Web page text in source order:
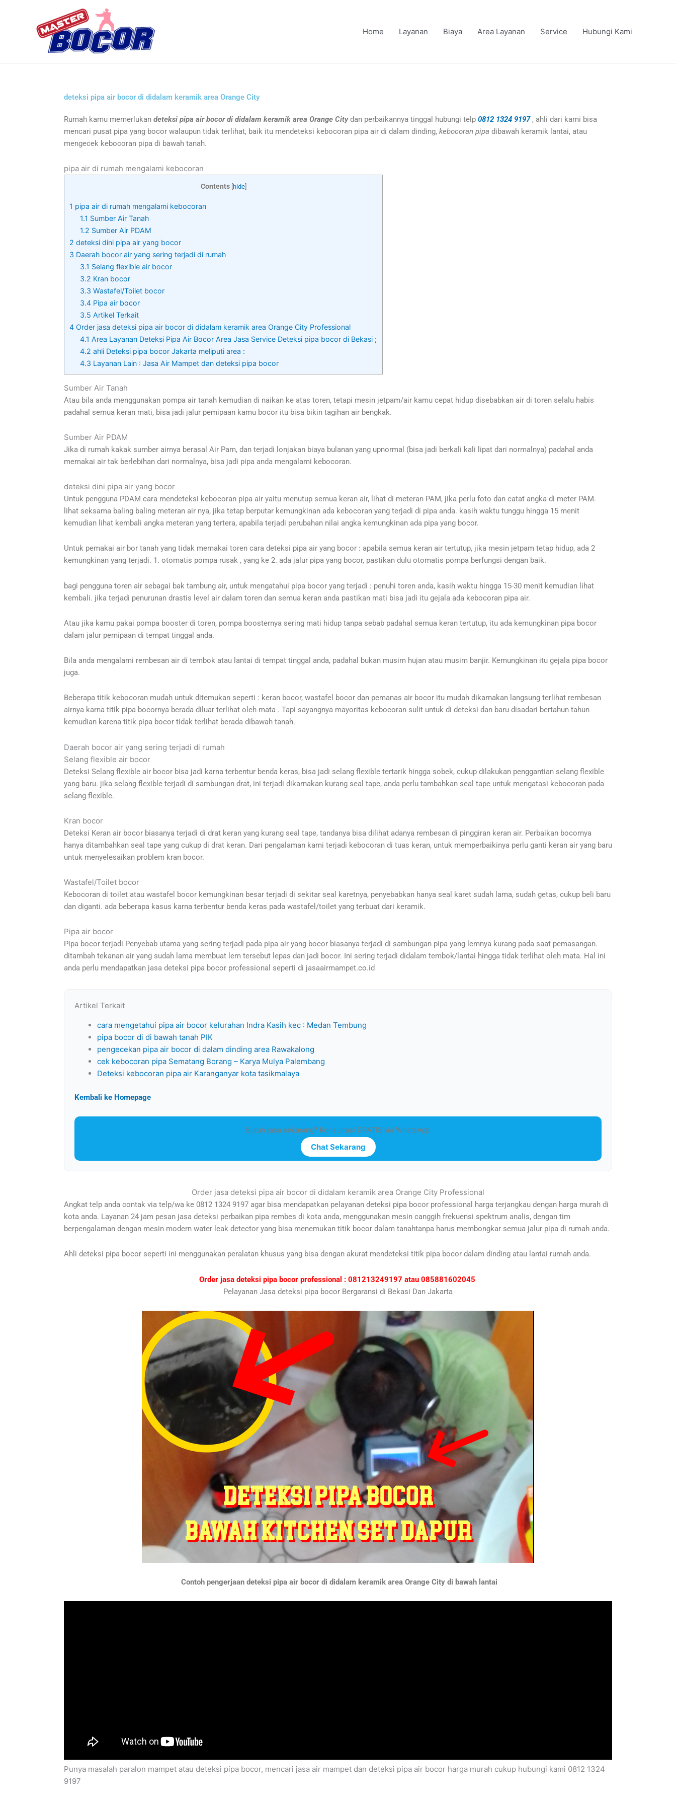
Home Layanan Biaya Area Layanan Service Hubungi Kami
deteksi pipa air bocor di didalam keramik area Orange City
Rumah kamu memerlukan deteksi pipa air bocor di didalam keramik area Orange City dan perbaikannya tinggal hubungi telp 0812 1324 9197, ahli dari kami bisa
mencari pusat pipa yang bocor walaupun tidak terlihat, baik itu mendeteksi kebocoran pipa air di dalam dinding, kebocoran pipa dibawah keramik lantai, atau
mengecek kebocoran pipa di bawah tanah.
pipa air di rumah mengalami kebocoran
Contents hide]
1 pipa air di rumah mengalami kebocoran
1.1 Sumber Air Tanah
1.2 Sumber Air PDAM
2 deteksi dini pipa air yang bocor
3 Daerah bocor air yang sering terjadi di rumah
3.1 Selang flexible air bocor
3.2 Kran bocor
3.3 Wastafel/Toilet bocor
3.4 Pipa air bocor
3.5 Artikel Terkait
4 Order jasa deteksi pipa air bocor di didalam keramik area Orange City Professional
4.1 Area Layanan Deteksi Pipa Air Bocor Area Jasa Service Deteksi pipa bocor di Bekasi ;
4.2 ahli Deteksi pipa bocor Jakarta meliputi area :
4.3 Layanan Lain : Jasa Air Mampet dan deteksi pipa bocor
Sumber Air Tanah
Atau bila anda menggunakan pompa air tanah kemudian di naikan ke atas toren, tetapi mesin jetpam/air kamu cepat hidup disebabkan air di toren selalu habis
padahal semua keran mati, bisa jadi jalur pemipaan kamu bocor itu bisa bikin tagihan air bengkak.
Sumber Air PDAM
Jika di rumah kakak sumber airnya berasal Air Pam, dan terjadi lonjakan biaya bulanan yang upnormal (bisa jadi berkali kali lipat dari normalnya) padahal anda
memakai air tak berlebihan dari normalnya, bisa jadi pipa anda mengalami kebocoran.
deteksi dini pipa air yang bocor
Untuk pengguna PDAM cara mendeteksi kebocoran pipa air yaitu menutup semua keran air, lihat di meteran PAM, jika perlu foto dan catat angka di meter PAM.
lihat seksama baling baling meteran air nya, jika tetap berputar kemungkinan ada kebocoran yang terjadi di pipa anda. kasih waktu tunggu hingga 15 menit
kemudian lihat kembali angka meteran yang tertera, apabila terjadi perubahan nilai angka kemungkinan ada pipa yang bocor.
Untuk pemakai air bor tanah yang tidak memakai toren cara deteksi pipa air yang bocor : apabila semua keran air tertutup, jika mesin jetpam tetap hidup, ada 2
kemungkinan yang terjadi. 1. otomatis pompa rusak , yang ke 2. ada jalur pipa yang bocor, pastikan dulu otomatis pompa berfungsi dengan baik.
bagi pengguna toren air sebagai bak tambung air, untuk mengatahui pipa bocor yang terjadi : penuhi toren anda, kasih waktu hingga 15-30 menit kemudian lihat
kembali. jika terjadi penurunan drastis level air dalam toren dan semua keran anda pastikan mati bisa jadi itu gejala ada kebocoran pipa air.
Atau jika kamu pakai pompa booster di toren, pompa boosternya sering mati hidup tanpa sebab padahal semua keran tertutup, itu ada kemungkinan pipa bocor
dalam jalur pemipaan di tempat tinggal anda.
Bila anda mengalami rembesan air di tembok atau lantai di tempat tinggal anda, padahal bukan musim hujan atau musim banjir. Kemungkinan itu gejala pipa bocor
juga.
Beberapa titik kebocoran mudah untuk ditemukan seperti : keran bocor, wastafel bocor dan pemanas air bocor itu mudah dikarnakan langsung terlihat rembesan
airnya karna titik pipa bocornya berada diluar terlihat oleh mata . Tapi sayangnya mayoritas kebocoran sulit untuk di deteksi dan baru disadari bertahun tahun
kemudian karena titik pipa bocor tidak terlihat berada dibawah tanah.
Daerah bocor air yang sering terjadi di rumah
Selang flexible air bocor
Deteksi Selang flexible air bocor bisa jadi karna terbentur benda keras, bisa jadi selang flexible tertarik hingga sobek, cukup dilakukan penggantian selang flexible
yang baru. jika selang flexible terjadi di sambungan drat, ini terjadi dikarnakan kurang seal tape, anda perlu tambahkan seal tape untuk mengatasi kebocoran pada
selang flexible.
Kran bocor
Deteksi Keran air bocor biasanya terjadi di drat keran yang kurang seal tape, tandanya bisa dilihat adanya rembesan di pinggiran keran air. Perbaikan bocornya
hanya ditambahkan seal tape yang cukup di drat keran. Dari pengalaman kami terjadi kebocoran di tuas keran, untuk memperbaikinya perlu ganti keran air yang baru
untuk menyelesaikan problem kran bocor.
Wastafel/Toilet bocor
Kebocoran di toilet atau wastafel bocor kemungkinan besar terjadi di sekitar seal karetnya, penyebabkan hanya seal karet sudah lama, sudah getas, cukup beli baru
dan diganti. ada beberapa kasus karna terbentur benda keras pada wastafel/toilet yang terbuat dari keramik.
Pipa air bocor
Pipa bocor terjadi Penyebab utama yang sering terjadi pada pipa air yang bocor biasanya terjadi di sambungan pipa yang lemnya kurang pada saat pemasangan.
ditambah tekanan air yang sudah lama membuat lem tersebut lepas dan jadi bocor. Ini sering terjadi didalam tembok/lantai hingga tidak terlihat oleh mata. Hal ini
anda perlu mendapatkan jasa deteksi pipa bocor professional seperti di jasaairmampet.co.id
Artikel Terkait
cara mengetahui pipa air bocor kelurahan Indra Kasih kec : Medan Tembung
pipa bocor di di bawah tanah PIK
pengecekan pipa air bocor di dalam dinding area Rawakalong
cek kebocoran pipa Sematang Borang – Karya Mulya Palembang
Deteksi kebocoran pipa air Karanganyar kota tasikmalaya
Kembali ke Homepage
Butuh jasa sekarang? Konsultasi GRATIS via WhatsApp
Chat Sekarang
Order jasa deteksi pipa air bocor di didalam keramik area Orange City Professional
Angkat telp anda contak via telp/wa ke 0812 1324 9197 agar bisa mendapatkan pelayanan deteksi pipa bocor professional harga terjangkau dengan harga murah di
kota anda. Layanan 24 jam pesan jasa deteksi perbaikan pipa rembes di kota anda, menggunakan mesin canggih frekuensi spektrum analis, dengan tim
berpengalaman dengan mesin modern water leak detector yang bisa menemukan titik bocor dalam tanahtanpa harus membongkar semua jalur pipa di rumah anda.
Ahli deteksi pipa bocor seperti ini menggunakan peralatan khusus yang bisa dengan akurat mendeteksi titik pipa bocor dalam dinding atau lantai rumah anda.
Order jasa deteksi pipa bocor professional : 081213249197 atau 085881602045
Pelayanan Jasa deteksi pipa bocor Bergaransi di Bekasi Dan Jakarta
Contoh pengerjaan deteksi pipa air bocor di didalam keramik area Orange City di bawah lantai
Punya masalah paralon mampet atau deteksi pipa bocor, mencari jasa air mampet dan deteksi pipa air bocor harga murah cukup hubungi kami 0812 1324
9197